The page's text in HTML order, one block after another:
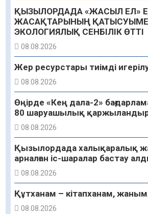
ҚЫЗЫЛОРДАДА «ЖАСЫЛ ЕЛ»
ЖАСАҚТАРЫНЫҢ
ЭКОЛОГИЯЛЫҚ СЕНБІЛІК ӨТТІ
08.08.2026
Жер ресурстары тиімді
08.08.2026
Өңірде «Кең дала-2»
80 шаруашылық
08.08.2026
Қызылордада халықаралық
арналған іс-шаралар бастау
08.08.2026
Құтханам – кітапханам,
08.08.2026